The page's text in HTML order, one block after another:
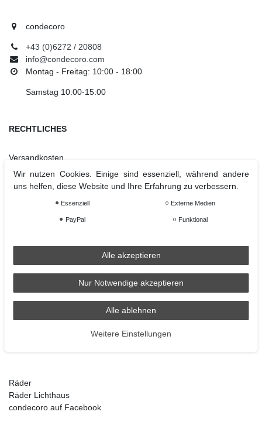
condecoro
+43 (0)6272 / 20808
info@condecoro.com
Montag - Freitag: 10:00 - 18:00
Samstag 10:00-15:00
RECHTLICHES
Versandkosten
Zahlungsarten
Widerrufsrecht
Christbaumschmuck
Räder
Räder Lichthaus
condecoro auf Facebook
Wir nutzen Cookies. Einige sind essenziell, während andere
uns helfen, diese Website und Ihre Erfahrung zu verbessern.
Essenziell Externe Medien
PayPal Funktional
Alle akzeptieren
Nur Notwendige akzeptieren
Alle ablehnen
Weitere Einstellungen